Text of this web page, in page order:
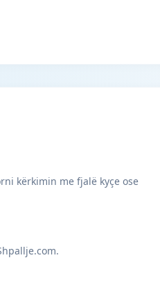
kërkimin me fjalë kyçe ose